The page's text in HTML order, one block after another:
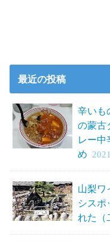
最近の投稿
辛いも
の蒙古
レー中
め
山梨ワ
シスポ
れた（